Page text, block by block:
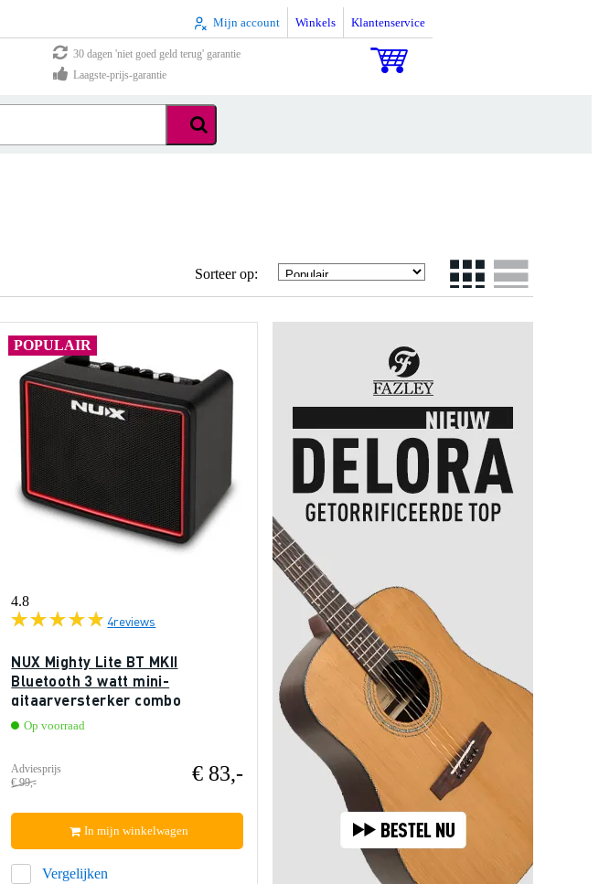
Mijn account Winkels Klantenservice
30 dagen 'niet goed geld terug' garantie
Laagste-prijs-garantie
Sorteer op:
POPULAIR
4.8
4reviews
NUX Mighty Lite BT MKII
Bluetooth 3 watt mini-
gitaarversterker combo
Op voorraad
Adviesprijs
€ 99,-
€ 83,-
Vergelijken
In mijn winkelwagen